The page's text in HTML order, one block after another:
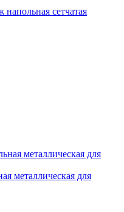
напольная сетчатая
металлическая для